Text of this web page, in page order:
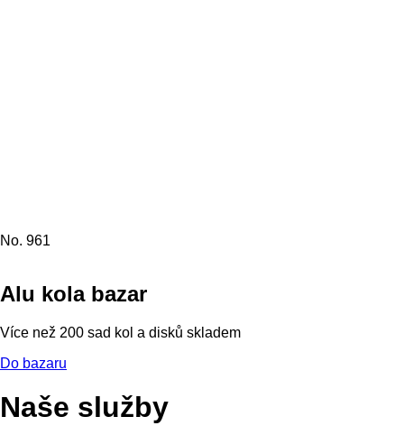
No. 961
Alu kola bazar
Více než 200 sad kol a disků skladem
Do bazaru
Naše služby